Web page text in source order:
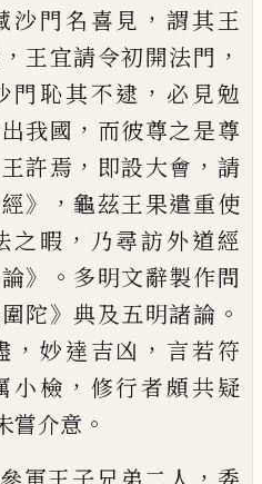
沙門名喜見 ， 謂其王
， 王宜請令初開法門 ，
門恥其不逮 ， 必見勉
出我國 ， 而彼尊之是尊
王許焉 ， 即設大會 ， 請
》，龜茲王果遣重使
之暇 ， 乃尋訪外道經
》。 多明文辭製作問
陀》典及五明諸論 。
， 妙達吉凶 ， 言若符
小檢 ， 修行者頗共疑
嘗介意 。